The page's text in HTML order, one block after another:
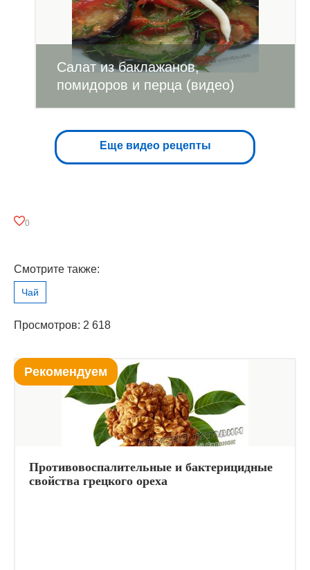
Салат из баклажанов,
помидоров и перца (видео)
Еще видео рецепты
0
Смотрите также:
Чай
Просмотров: 2 618
Рекомендуем
Противовоспалительные и бактерицидные
свойства грецкого ореха